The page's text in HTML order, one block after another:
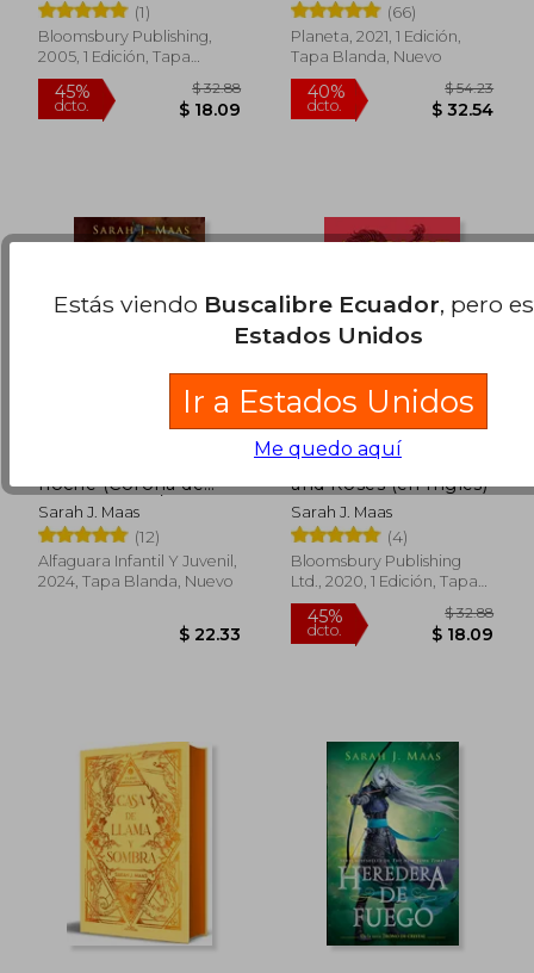
45%
dcto. $ 33.76
45%
dcto.
$ 29.00 $
(1)
Bloomsbury Publishing,
2005, 1 Edición, Tapa
Blanda, Nuevo
(66)
Planeta, 2021, 1 Edición,
Tapa Blanda, Nuevo
noche (Corona de
Medianoche / Trono
de Cristal 2)
Sarah J. Maas
(12)
Alfaguara Infantil Y Juvenil,
2024, Tapa Blanda, Nuevo
A Court of Thorns
and Roses (en Inglés)
Sarah J. Maas
(4)
Bloomsbury Publishing
Ltd., 2020, 1 Edición, Tapa
Blanda, Nuevo
Estás viendo Buscalibre Ecuador, pero
Estados Unidos
Ir a Estados Unidos
Me quedo aquí